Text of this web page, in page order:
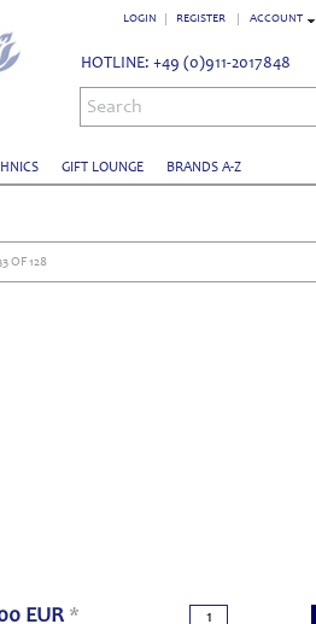
ACCOUNT
LOGIN REGISTER
GIFT LOUNGE BRANDS A-Z
HOTLINE: +49 (0)911-2017848
Search
OF 128
EUR *